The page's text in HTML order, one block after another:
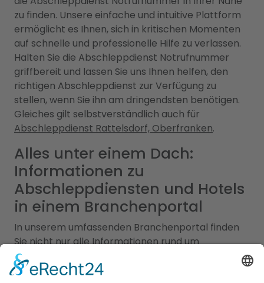
zu finden. Unsere einfache und intuitive Plattform
ermöglicht es Ihnen, sich in kritischen Momenten
auf schnelle und professionelle Hilfe zu verlassen.
Halten Sie die Abschleppdienst Notrufnummer
griffbereit und lassen Sie uns Ihnen helfen, den
richtigen Abschleppdienst zur Verfügung zu
stellen, wenn Sie ihn am dringendsten benötigen.
Gleiches gilt selbstverständlich auch für
Abschleppdienst Rattelsdorf, Oberfranken.
Alles unter einem Dach:
Informationen zu
Abschleppdiensten und Hotels
in einem Branchenportal
In unserem umfassenden Branchenportal finden
Sie nicht nur alle Informationen rund um
zuverlässige Abschleppdienste, sondern auch eine
breite Auswahl an Hotels für Ihren nächsten